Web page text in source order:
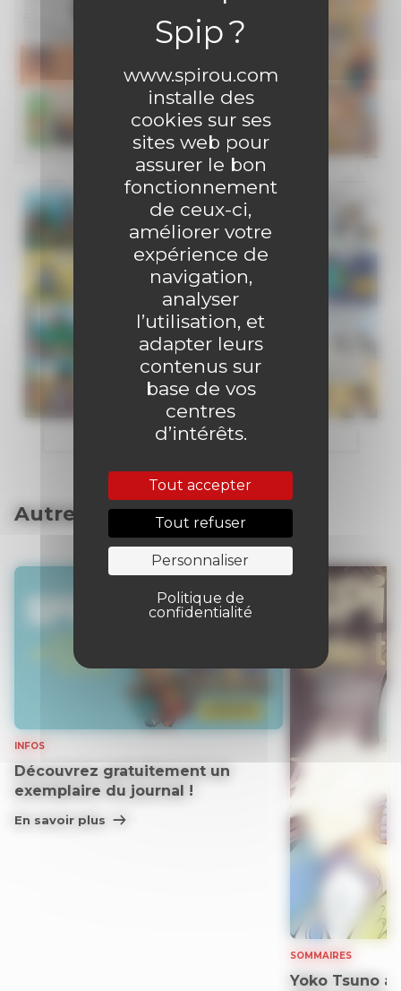
www.spirou.com
installe des
cookies sur ses
sites web pour
assurer le bon
fonctionnement
de ceux-ci,
améliorer votre
expérience de
navigation,
analyser
l’utilisation, et
adapter leurs
contenus sur
base de vos
centres
d’intérêts.
Tout accepter
Tout refuser
Personnaliser
Politique de
confidentialité
Autres articles
INFOS
Découvrez gratuitement un
exemplaire du journal !
En savoir plus
SOMMAIRES
Yoko Tsuno